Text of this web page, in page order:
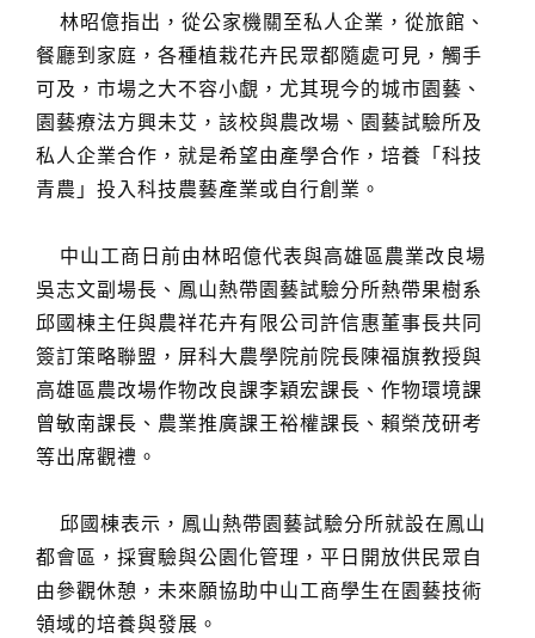
林昭億指出，從公家機關至私人企業，從旅館、
餐廳到家庭，各種植栽花卉民眾都隨處可見，觸手
可及，市場之大不容小覷，尤其現今的城市園藝、
園藝療法方興未艾，該校與農改場、園藝試驗所及
私人企業合作，就是希望由產學合作，培養「科技
青農」投入科技農藝產業或自行創業。
中山工商日前由林昭億代表與高雄區農業改良場
吳志文副場長、鳳山熱帶園藝試驗分所熱帶果樹系
邱國棟主任與農祥花卉有限公司許信惠董事長共同
簽訂策略聯盟，屏科大農學院前院長陳福旗教授與
高雄區農改場作物改良課李穎宏課長、作物環境課
曾敏南課長、農業推廣課王裕權課長、賴榮茂研考
等出席觀禮。
邱國棟表示，鳳山熱帶園藝試驗分所就設在鳳山
都會區，採實驗與公園化管理，平日開放供民眾自
由參觀休憩，未來願協助中山工商學生在園藝技術
領域的培養與發展。